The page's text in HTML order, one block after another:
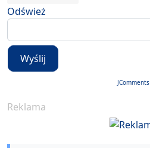
Odśwież
Wyślij
JComments
Reklama